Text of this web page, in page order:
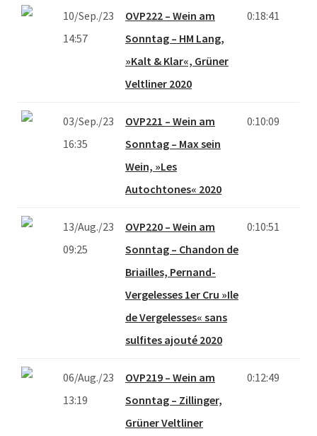
10/Sep./23
14:57
OVP222 – Wein am
Sonntag – HM Lang,
»Kalt & Klar«, Grüner
Veltliner 2020
0:18:41
03/Sep./23
16:35
OVP221 – Wein am
Sonntag – Max sein
Wein, »Les
Autochtones« 2020
0:10:09
13/Aug./23
09:25
OVP220 – Wein am
Sonntag – Chandon de
Briailles, Pernand-
Vergelesses 1er Cru »Ile
de Vergelesses« sans
sulfites ajouté 2020
0:10:51
06/Aug./23
13:19
OVP219 – Wein am
Sonntag – Zillinger,
Grüner Veltliner
0:12:49